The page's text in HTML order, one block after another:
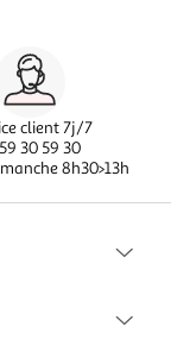
client 7j/7
30 59 30
8h30>13h